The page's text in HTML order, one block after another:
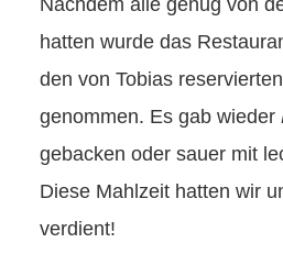
Nachdem alle genug von
hatten wurde das
den von Tobias
genommen. Es gab wieder
gebacken oder sauer mit
Diese Mahlzeit hatten wir
verdient!